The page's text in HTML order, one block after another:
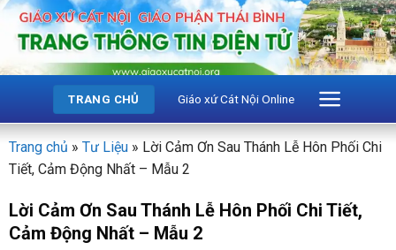
Bỏ
qua
dung
TRANG CHỦ Giáo xứ Cát Nội Online
Trang chủ » Tư Liệu » Lời Cảm Ơn Sau Thánh Lễ Hôn Phối Chi
Tiết, Cảm Động Nhất – Mẫu 2
Lời Cảm Ơn Sau Thánh Lễ Hôn Phối Chi Tiết,
Cảm Động Nhất – Mẫu 2